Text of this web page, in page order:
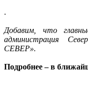
.
Добавим, что
администрация
СЕВЕР».
Подробнее – в